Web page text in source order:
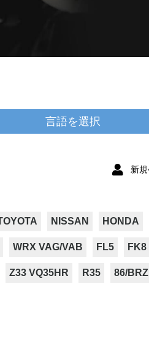
言語を選択
新
NISSAN HONDA
WRX VAG/VAB FL5 FK8
Z33 VQ35HR R35 86/